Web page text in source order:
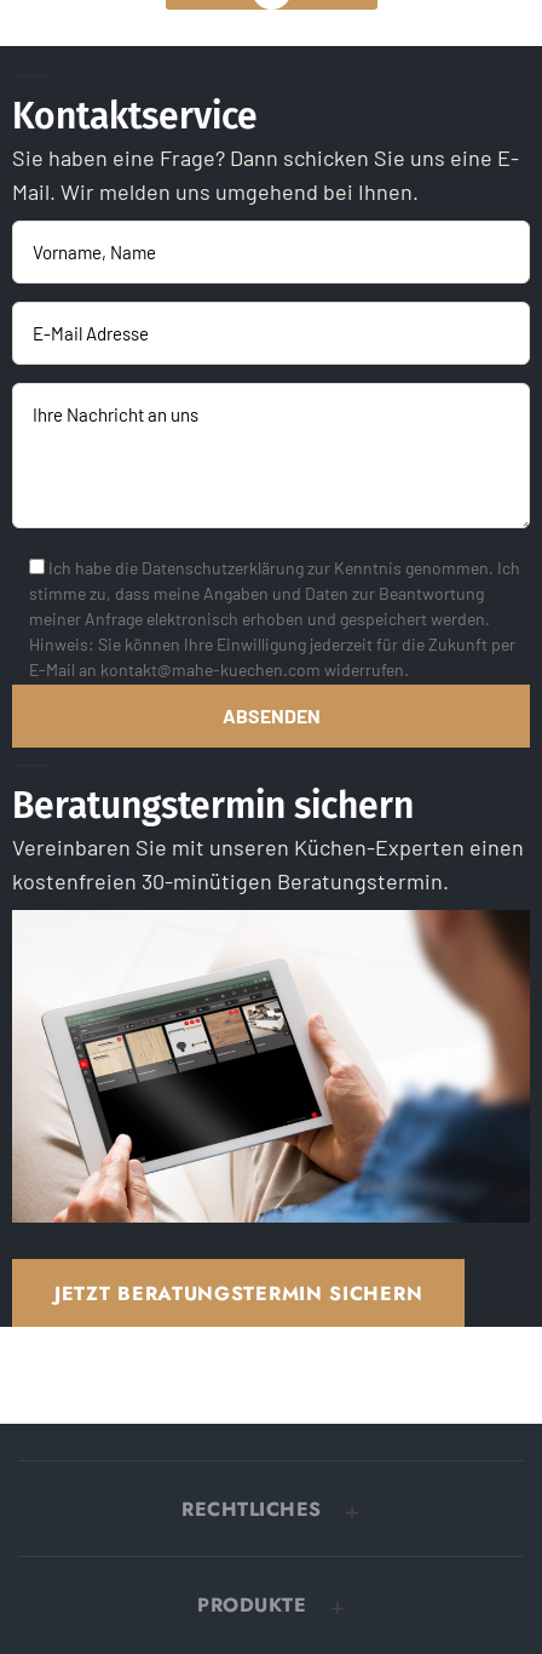
Kontaktservice
Sie haben eine Frage? Dann schicken Sie uns eine E-
Mail. Wir melden uns umgehend bei Ihnen.
Ich habe die Datenschutzerklärung zur Kenntnis genommen. Ich
stimme zu, dass meine Angaben und Daten zur Beantwortung
meiner Anfrage elektronisch erhoben und gespeichert werden.
Hinweis: Sie können Ihre Einwilligung jederzeit für die Zukunft per
E-Mail an kontakt@mahe-kuechen.com widerrufen.
Beratungstermin sichern
Vereinbaren Sie mit unseren Küchen-Experten einen
kostenfreien 30-minütigen Beratungstermin.
JETZT BERATUNGSTERMIN SICHERN
RECHTLICHES
PRODUKTE